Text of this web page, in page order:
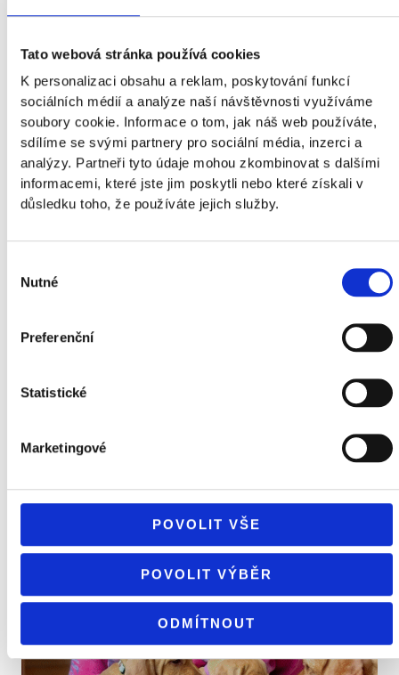
Tato webová stránka používá cookies
K personalizaci obsahu a reklam, poskytování funkcí
sociálních médií a analýze naší návštěvnosti využíváme
soubory cookie. Informace o tom, jak náš web používáte,
sdílíme se svými partnery pro sociální média, inzerci a
analýzy. Partneři tyto údaje mohou zkombinovat s dalšími
informacemi, které jste jim poskytli nebo které získali v
důsledku toho, že používáte jejich služby.
souhlasu
Nutné
Preferenční
Statistické
Marketingové
POVOLIT VŠE
POVOLIT VÝBĚR
ODMÍTNOUT